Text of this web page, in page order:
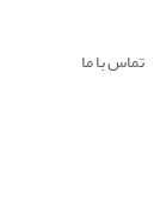
تماس با ما